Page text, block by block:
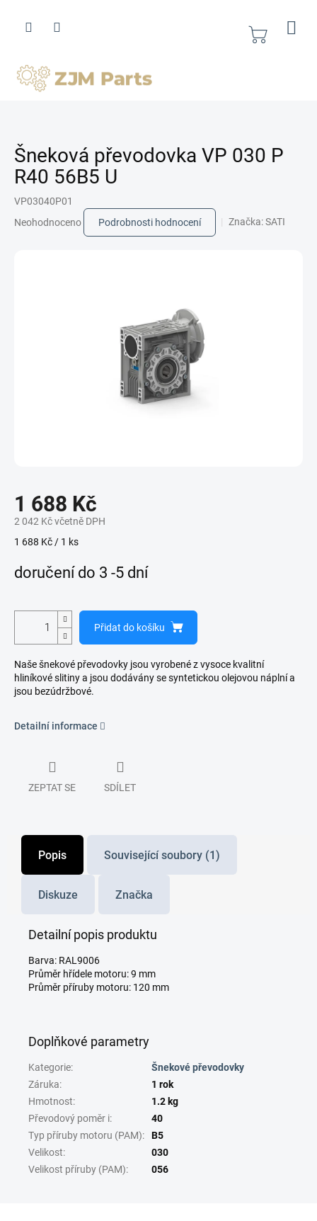
obsah
Nákupní
Šneková převodovka VP 030 P
R40 56B5 U
VP03040P01
hodnocení
Neohodnoceno Podrobnosti hodnocení Značka:SATI
1 688 Kč
2 042 Kč včetně DPH
Měrná
1 688 Kč / 1 ks
doručení do 3 -5 dní
Přidat do košíku
Naše šnekové převodovky jsou vyrobené z vysoce kvalitní
hliníkové slitiny a jsou dodávány se syntetickou olejovou náplní a
jsou bezúdržbové.
Detailní informace
ZEPTAT SE SDÍLET
Popis Související soubory (1)
Diskuze Značka
Detailní popis produktu
Barva: RAL9006
Průměr hřídele motoru: 9 mm
Průměr příruby motoru: 120 mm
Doplňkové parametry
Kategorie:
Šnekové převodovky
Záruka:
1 rok
Hmotnost:
1.2 kg
Převodový poměr i:
40
Typ příruby motoru (PAM):
B5
Velikost:
030
Velikost příruby (PAM): 056